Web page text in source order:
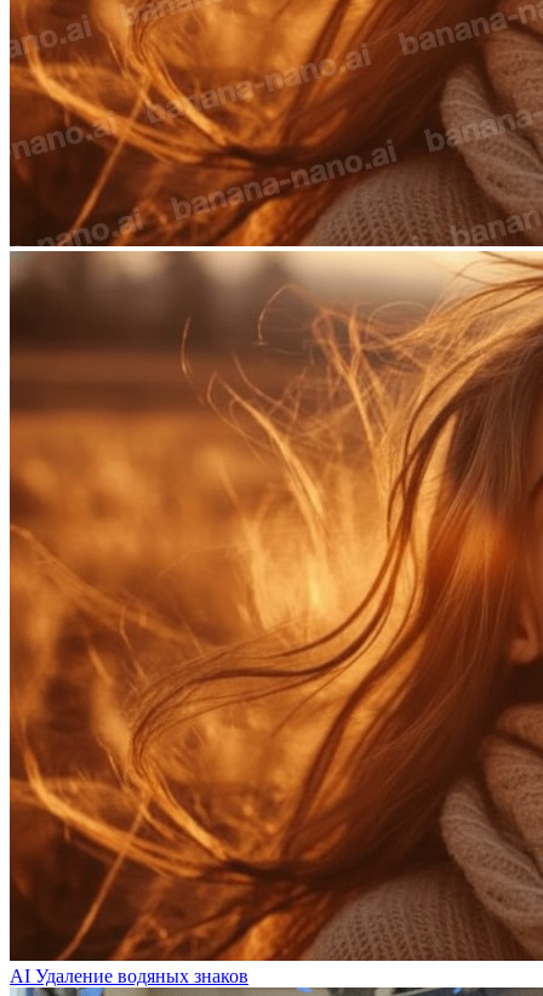
AI Удаление водяных знаков